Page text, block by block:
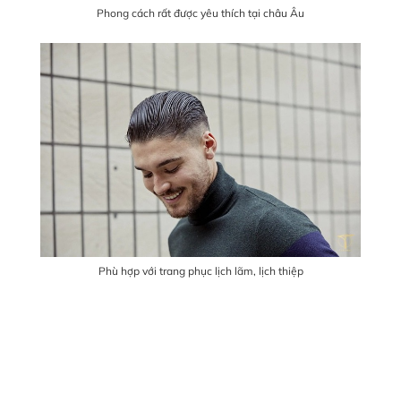
Phong cách rất được yêu thích tại châu Âu
Phù hợp với trang phục lịch lãm, lịch thiệp